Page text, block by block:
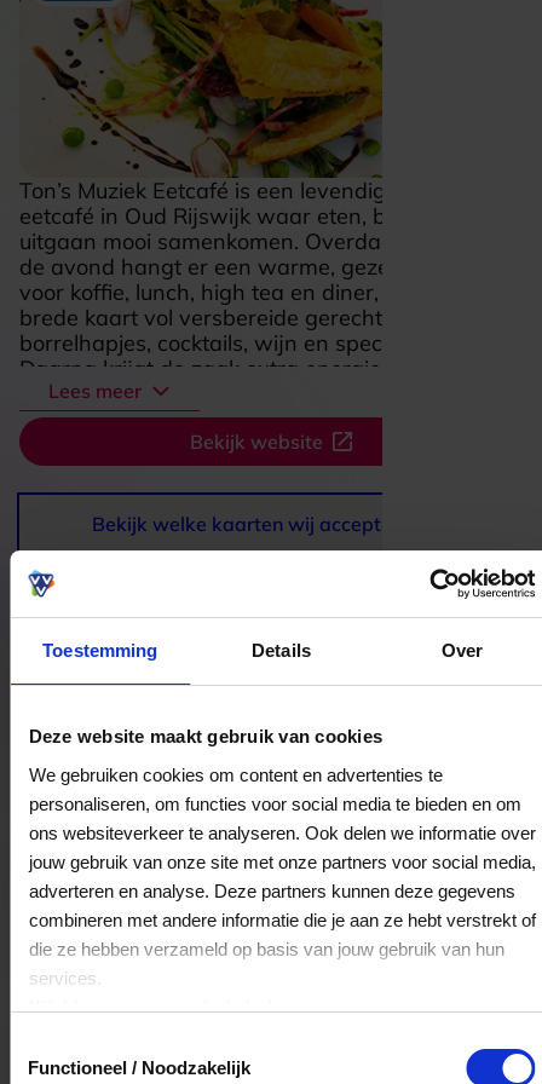
Toestemming Details Over
Deze website maakt gebruik van cookies
We gebruiken cookies om content en advertenties te
personaliseren, om functies voor social media te bieden en om
ons websiteverkeer te analyseren. Ook delen we informatie over
jouw gebruik van onze site met onze partners voor social media,
adverteren en analyse. Deze partners kunnen deze gegevens
combineren met andere informatie die je aan ze hebt verstrekt of
die ze hebben verzameld op basis van jouw gebruik van hun
services.
Klikhiervoor ons cookiebeleid.
Functioneel / Noodzakelijk
Ton’s Muziek Eetcafé is een levendig muziek- en
eetcafé in Oud Rijswijk waar eten, borrelen en
uitgaan mooi samenkomen. Overdag en vroeg op
de avond hangt er een warme, gezellige sfeer
voor koffie, lunch, high tea en diner, met een
brede kaart vol versbereide gerechten,
borrelhapjes, cocktails, wijn en speciaalbier.
Daarna krijgt de zaak extra energie met
pubquizzen, live muziek, dj’s en feestavonden,
waardoor het net zo goed past bij een
ontspannen etentje als bij een gezellige avond
uit. Ook het overdekte en verwarmde terras
maakt deze plek extra aantrekkelijk, met uitzicht
op de Herenstraat en de levendigheid van Oud
Rijswijk.
Lees meer
Bekijk website
Bekijk welke kaarten wij accepteren
Bestedingslocaties
Ton's Muziek Eetcafé
Herenstraat 97-a
2282BS Rijswijk
Veelgestelde Vragen
Hoelang blijft mijn saldo geldig?